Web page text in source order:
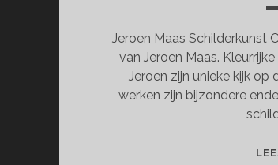
Jeroen Maas Schilderkunst
van Jeroen Maas.
Jeroen zijn unieke kijk
werken zijn bijzondere